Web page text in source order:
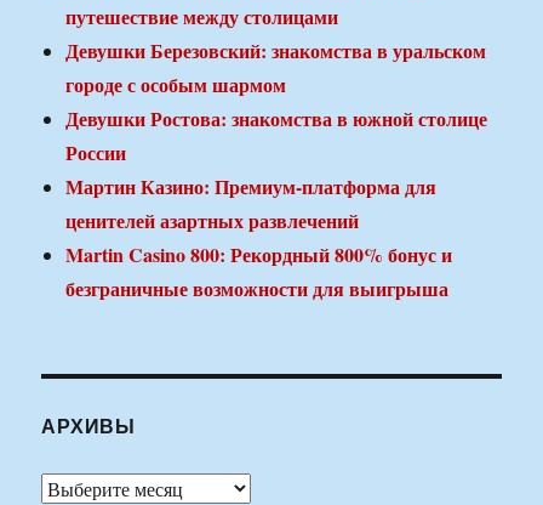
путешествие между столицами
Девушки Березовский: знакомства в уральском
городе с особым шармом
Девушки Ростова: знакомства в южной столице
России
Мартин Казино: Премиум-платформа для
ценителей азартных развлечений
Martin Casino 800: Рекордный 800% бонус и
безграничные возможности для выигрыша
АРХИВЫ
Архивы